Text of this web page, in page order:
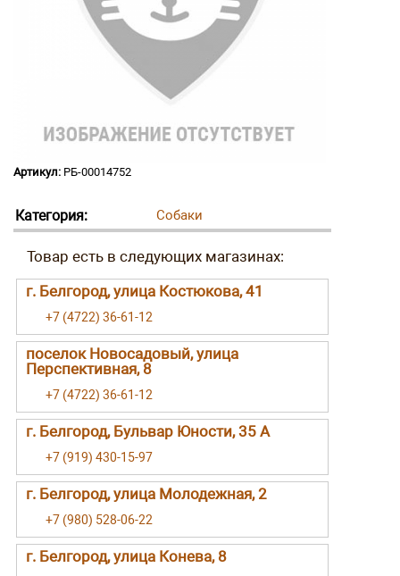
Артикул: РБ-00014752
Категория: Собаки
г. Белгород, улица Костюкова, 41
+7 (4722) 36-61-12
поселок Новосадовый, улица
Перспективная, 8
+7 (4722) 36-61-12
г. Белгород, Бульвар Юности, 35 А
+7 (919) 430-15-97
г. Белгород, улица Молодежная, 2
+7 (980) 528-06-22
г. Белгород, улица Конева, 8